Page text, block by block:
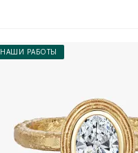
НАШИ РАБОТЫ